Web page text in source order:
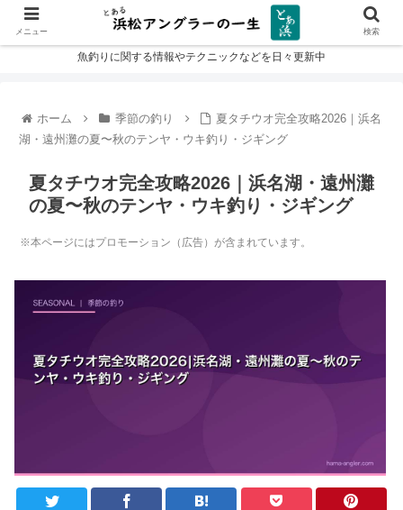
魚釣りに関する情報やテクニックなどを日々更新中
ホーム 季節の釣り
夏タチウオ完全攻略2026｜浜名
湖・遠州灘の夏〜秋のテンヤ・ウキ釣り・ジギング
夏タチウオ完全攻略2026｜浜名湖・遠州灘
の夏〜秋のテンヤ・ウキ釣り・ジギング
※本ページにはプロモーション（広告）が含まれています。
メニュー 検索